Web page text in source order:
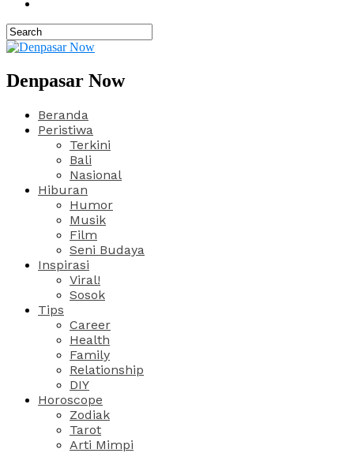
Denpasar Now
Beranda
Peristiwa
Terkini
Bali
Nasional
Hiburan
Humor
Musik
Film
Seni Budaya
Inspirasi
Viral!
Sosok
Tips
Career
Health
Family
Relationship
DIY
Horoscope
Zodiak
Tarot
Arti Mimpi